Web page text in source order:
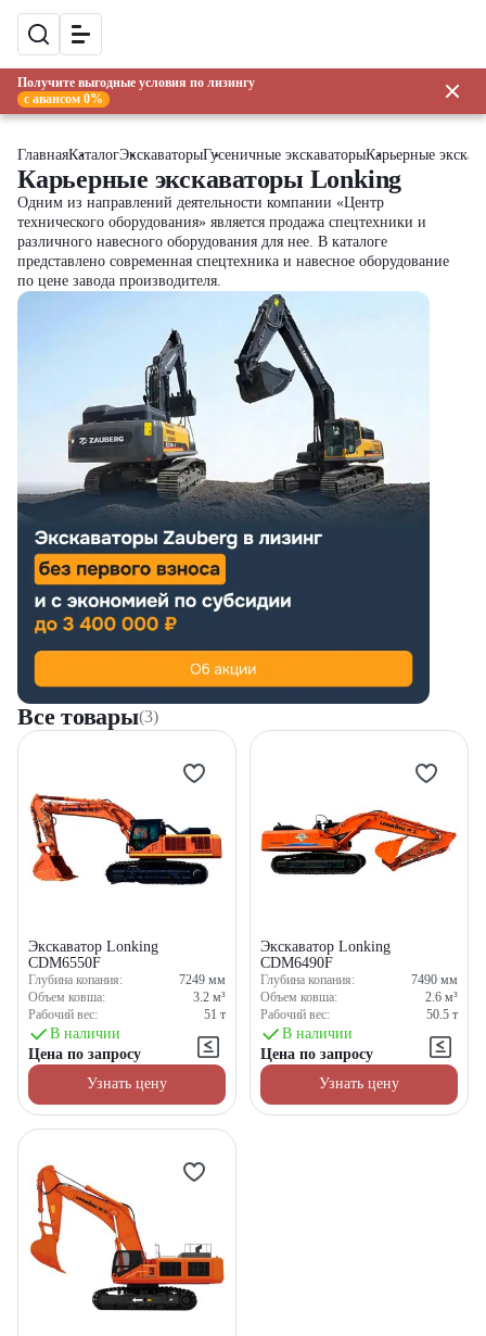
Получите выгодные условия по лизингу
с авансом 0%
ГлавнаяКаталогЭкскаваторыГусеничные экскаваторыКарьерные
Карьерные экскаваторы Lonking
Одним из направлений деятельности компании «Центр
технического оборудования» является продажа спецтехники и
различного навесного оборудования для нее. В каталоге
представлено современная спецтехника и навесное оборудование
по цене завода производителя.
Все товары(3)
Экскаватор Lonking
CDM6550F
Глубина копания: 7249 мм
Объем ковша:
3.2 м³
Рабочий вес:
51 т
В наличии
Цена по запросу
Узнать цену
Экскаватор Lonking
CDM6490F
Глубина копания: 7490 мм
Объем ковша:
2.6 м³
Рабочий вес:
50.5 т
В наличии
Цена по запросу
Узнать цену